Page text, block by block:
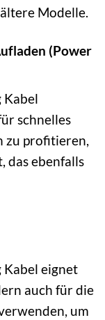
Modelle.
(Power
Kabel
schnelles
zu profitieren,
das ebenfalls
Kabel eignet
auch für die
um